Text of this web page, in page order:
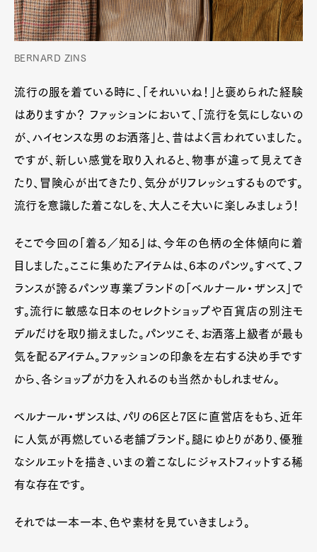
BERNARD ZINS
流行の服を着ている時に、「それいいね！」と褒められた経験
はありますか？ ファッションにおいて、「流行を気にしないの
が、ハイセンスな男のお洒落」と、昔はよく言われていました。
ですが、新しい感覚を取り入れると、物事が違って見えてき
たり、冒険心が出てきたり、気分がリフレッシュするものです。
流行を意識した着こなしを、大人こそ大いに楽しみましょう！
そこで今回の「着る／知る」は、今年の色柄の全体傾向に着
目しました。ここに集めたアイテムは、6本のパンツ。すべて、フ
ランスが誇るパンツ専業ブランドの「ベルナール・ザンス」で
す。流行に敏感な日本のセレクトショップや百貨店の別注モ
デルだけを取り揃えました。パンツこそ、お洒落上級者が最も
気を配るアイテム。ファッションの印象を左右する決め手です
から、各ショップが力を入れるのも当然かもしれません。
ベルナール・ザンスは、パリの6区と7区に直営店をもち、近年
に人気が再燃している老舗ブランド。腿にゆとりがあり、優雅
なシルエットを描き、いまの着こなしにジャストフィットする稀
有な存在です。
それでは一本一本、色や素材を見ていきましょう。